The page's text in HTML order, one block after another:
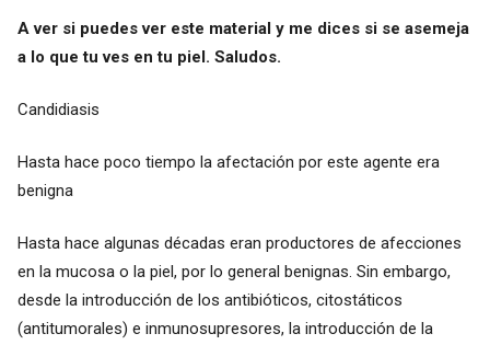
A ver si puedes ver este material y me dices si se asemeja
a lo que tu ves en tu piel. Saludos.
Candidiasis
Hasta hace poco tiempo la afectación por este agente era
benigna
Hasta hace algunas décadas eran productores de afecciones
en la mucosa o la piel, por lo general benignas. Sin embargo,
desde la introducción de los antibióticos, citostáticos
(antitumorales) e inmunosupresores, la introducción de la